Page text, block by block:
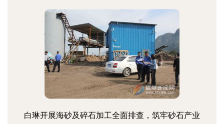
白琳开展海砂及碎石加工全面排查，筑牢砂石产业